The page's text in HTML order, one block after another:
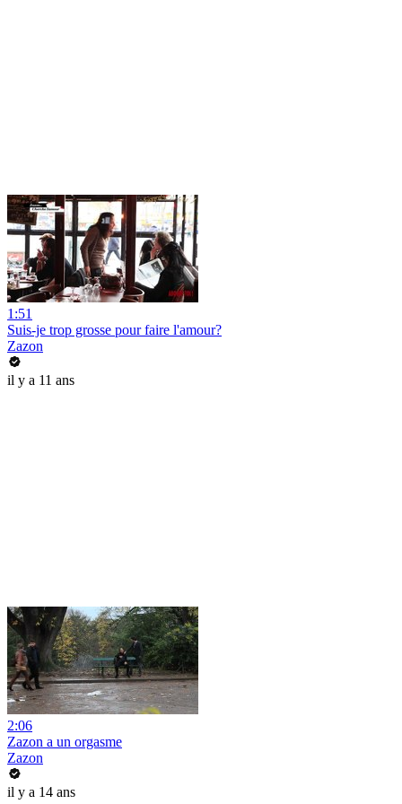
1:51
Suis-je trop grosse pour faire l'amour?
Zazon
il y a 11 ans
2:06
Zazon a un orgasme
Zazon
il y a 14 ans